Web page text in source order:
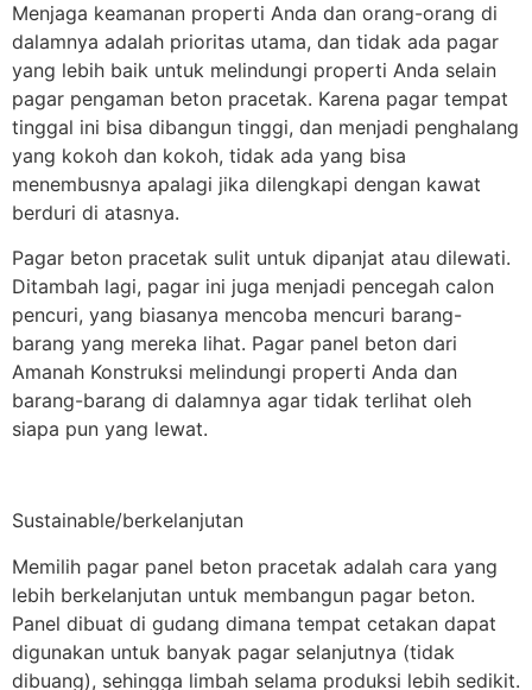
Menjaga keamanan properti Anda dan orang-orang di
dalamnya adalah prioritas utama, dan tidak ada pagar
yang lebih baik untuk melindungi properti Anda selain
pagar pengaman beton pracetak. Karena pagar tempat
tinggal ini bisa dibangun tinggi, dan menjadi penghalang
yang kokoh dan kokoh, tidak ada yang bisa
menembusnya apalagi jika dilengkapi dengan kawat
berduri di atasnya.
Pagar beton pracetak sulit untuk dipanjat atau dilewati.
Ditambah lagi, pagar ini juga menjadi pencegah calon
pencuri, yang biasanya mencoba mencuri barang-
barang yang mereka lihat. Pagar panel beton dari
Amanah Konstruksi melindungi properti Anda dan
barang-barang di dalamnya agar tidak terlihat oleh
siapa pun yang lewat.
Sustainable/berkelanjutan
Memilih pagar panel beton pracetak adalah cara yang
lebih berkelanjutan untuk membangun pagar beton.
Panel dibuat di gudang dimana tempat cetakan dapat
digunakan untuk banyak pagar selanjutnya (tidak
dibuang), sehingga limbah selama produksi lebih sedikit.